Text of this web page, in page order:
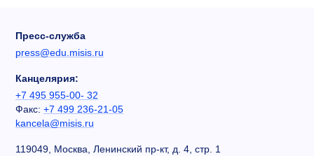
Пресс-служба
press@edu.misis.ru
Канцелярия:
+7 495 955-00- 32
Факс: +7 499 236-21-05
kancela@misis.ru
119049, Москва, Ленинский пр-кт, д. 4, стр. 1